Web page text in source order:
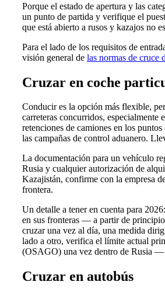
Porque el estado de apertura y las
un punto de partida y verifique el
que está abierto a rusos y kazajos no
Para el lado de los requisitos de
visión general de las normas de cruce
Cruzar en coche
Conducir es la opción más flexible,
carreteras concurridos,
retenciones de camiones en los
las campañas de control aduanero.
La documentación para un vehículo
Rusia y cualquier autorización de
Kazajistán, confirme con la empresa
frontera.
Un detalle a tener en cuenta para
en sus fronteras — a partir de
cruzar una vez al día, una medida
lado a otro, verifica el límite actual
(OSAGO) una vez dentro de Rusia —
Cruzar en autobús